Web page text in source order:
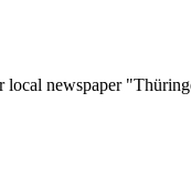
newspaper